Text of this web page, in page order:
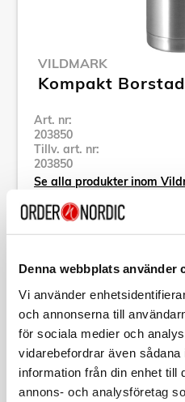
Denna webbplats använder
Vi använder
och annonserna till
för sociala medier och
vidarebefordrar även
information från din enhet till
annons- och analysföretag
VILDMARK
Kompakt
Art. nr:
203850
Tillv. art. nr:
203850
Se alla produkter inom
Beskrivning
Tillv. art. nr:203850
EAN-kod:
7391947038502